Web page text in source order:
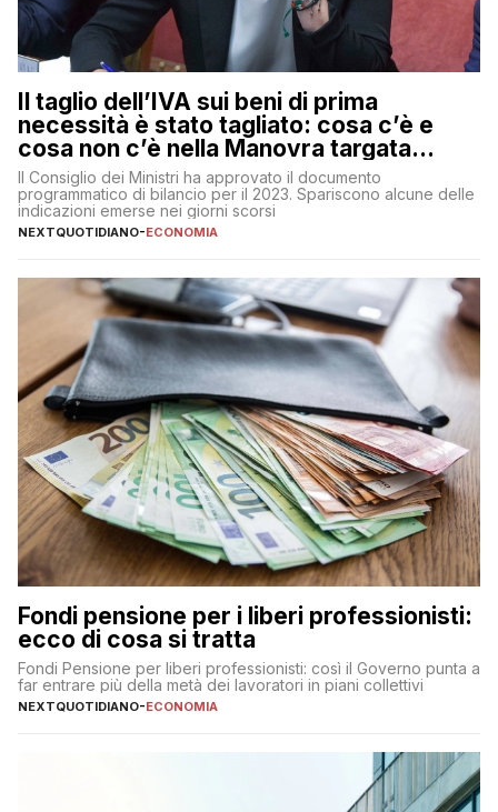
Il taglio dell’IVA sui beni di prima
necessità è stato tagliato: cosa c’è e
cosa non c’è nella Manovra targata
Meloni
Il Consiglio dei Ministri ha approvato il documento
programmatico di bilancio per il 2023. Spariscono alcune delle
indicazioni emerse nei giorni scorsi
NEXTQUOTIDIANO-ECONOMIA
Fondi pensione per i liberi professionisti:
ecco di cosa si tratta
Fondi Pensione per liberi professionisti: così il Governo punta a
far entrare più della metà dei lavoratori in piani collettivi
NEXTQUOTIDIANO-ECONOMIA